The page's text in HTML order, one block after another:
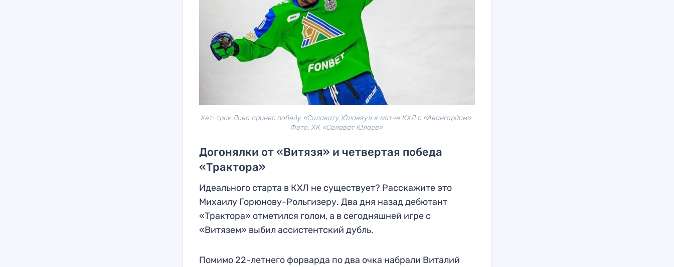
Хет-трик Ливо принес победу «Салавату Юлаеву» в матче КХЛ с «Авангардом».
Фото: ХК «Салават Юлаев»
Догонялки от «Витязя» и четвертая победа
«Трактора»
Идеального старта в КХЛ не существует? Расскажите это
Михаилу Горюнову-Рольгизеру. Два дня назад дебютант
«Трактора» отметился голом, а в сегодняшней игре с
«Витязем» выбил ассистентский дубль.
Помимо 22-летнего форварда по два очка набрали Виталий